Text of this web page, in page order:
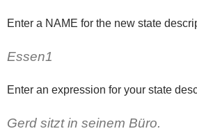
Enter a NAME for the new state
Essen1
Enter an expression for your state
Gerd sitzt in seinem Büro.